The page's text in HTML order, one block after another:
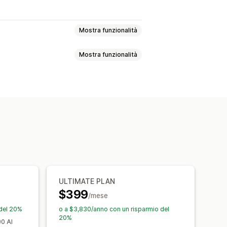
Mostra funzionalità
degli sconti
Mostra funzionalità
20%
AI
ULTIMATE PLAN
$399/mese
o a $3,830/anno con un risparmio del
20%